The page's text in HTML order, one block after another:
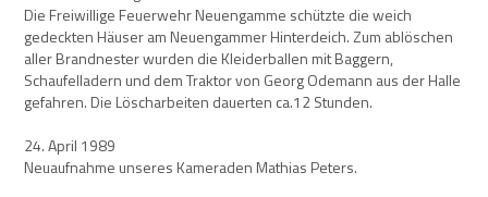
Die Freiwillige Feuerwehr Neuengamme schützte die weich
gedeckten Häuser am Neuengammer Hinterdeich. Zum ablöschen
aller Brandnester wurden die Kleiderballen mit Baggern,
Schaufelladern und dem Traktor von Georg Odemann aus der Halle
gefahren. Die Löscharbeiten dauerten ca.12 Stunden.
24. April 1989
Neuaufnahme unseres Kameraden Mathias Peters.